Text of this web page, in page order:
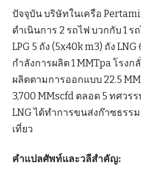
ปัจจุบัน บริษัทในเครือ
ดำเนินการ 2 รถไฟ บวกกับ 1 ร
LPG 5 ถัง (5x40k m3) ถัง
กำลังการผลิต 1 MMTpa โรงก
ผลิตตามการออกแบบ 22.5
3,700 MMscfd ตลอด 5 ทศวร
LNG ได้ทำการขนส่งก๊าซธรร
เที่ยว
คำแปลศัพท์และวลีสำคัญ: